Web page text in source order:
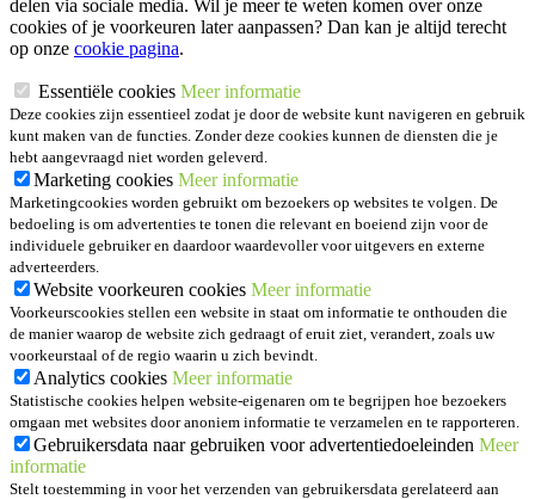
delen via sociale media. Wil je meer te weten komen over onze
cookies of je voorkeuren later aanpassen? Dan kan je altijd terecht
op onze cookie pagina.
Essentiële cookies Meer informatie
Deze cookies zijn essentieel zodat je door de website kunt navigeren en gebruik
kunt maken van de functies. Zonder deze cookies kunnen de diensten die je
hebt aangevraagd niet worden geleverd.
Marketing cookies Meer informatie
Marketingcookies worden gebruikt om bezoekers op websites te volgen. De
bedoeling is om advertenties te tonen die relevant en boeiend zijn voor de
individuele gebruiker en daardoor waardevoller voor uitgevers en externe
adverteerders.
Website voorkeuren cookies Meer informatie
Voorkeurscookies stellen een website in staat om informatie te onthouden die
de manier waarop de website zich gedraagt of eruit ziet, verandert, zoals uw
voorkeurstaal of de regio waarin u zich bevindt.
Analytics cookies Meer informatie
Statistische cookies helpen website-eigenaren om te begrijpen hoe bezoekers
omgaan met websites door anoniem informatie te verzamelen en te rapporteren.
Gebruikersdata naar gebruiken voor advertentiedoeleinden Meer
informatie
Stelt toestemming in voor het verzenden van gebruikersdata gerelateerd aan